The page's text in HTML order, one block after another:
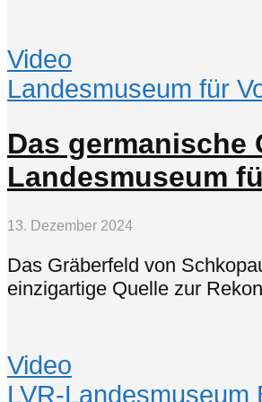
Video
Landesmuseum für
Das germanische
Landesmuseum
13. Dezember 2024
Das Gräberfeld von
einzigartige Quelle zur
Video
LVR-Landesmuseum